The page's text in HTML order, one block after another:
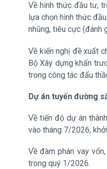
Về hình thức đầu tư,
lựa chọn hình thức
nhũng, tiêu cực (đánh
Về kiến nghị đề xuất
Bộ Xây dựng khẩn
trong công tác đấu
Dự án tuyến đường
Về tiến độ dự án
vào tháng 7/2026,
Về đàm phán vay
trong quý 1/2026.